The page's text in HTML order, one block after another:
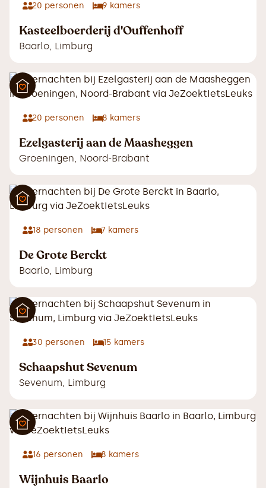
20 personen 9 kamers
Kasteelboerderij d'Ouffenhoff
Baarlo, Limburg
20 personen 8 kamers
Ezelgasterij aan de Maasheggen
Groeningen, Noord-Brabant
18 personen 7 kamers
De Grote Berckt
Baarlo, Limburg
30 personen 15 kamers
Schaapshut Sevenum
Sevenum, Limburg
16 personen 8 kamers
Wijnhuis Baarlo